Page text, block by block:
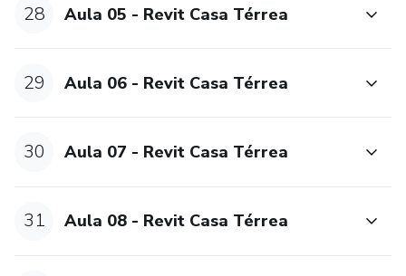
28 Aula 05 - Revit Casa Térrea
29 Aula 06 - Revit Casa Térrea
30 Aula 07 - Revit Casa Térrea
31 Aula 08 - Revit Casa Térrea